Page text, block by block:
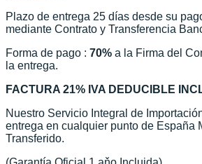
Plazo de entrega 25 días desde su
mediante Contrato y Transferencia
Forma de pago : 70% a la Firma del
la entrega.
FACTURA 21% IVA DEDUCIBLE
Nuestro Servicio Integral de
entrega en cualquier punto de España
Transferido.